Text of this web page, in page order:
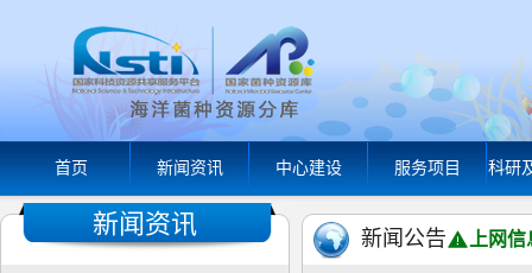
首页 新闻资讯 中心建设 服务项目 科研
新闻资讯 新闻公告 上网